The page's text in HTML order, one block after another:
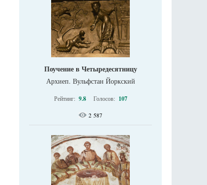
Поучение в Четыредесятницу
Архиеп. Вульфстан Йоркский
Рейтинг: 9.8 Голосов: 107
2 587